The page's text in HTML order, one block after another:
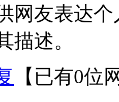
网友表达
描述。
【已有0位